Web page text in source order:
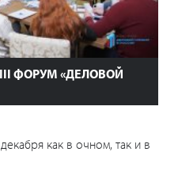
ФОРУМ «ДЕЛОВОЙ
как в очном, так и в